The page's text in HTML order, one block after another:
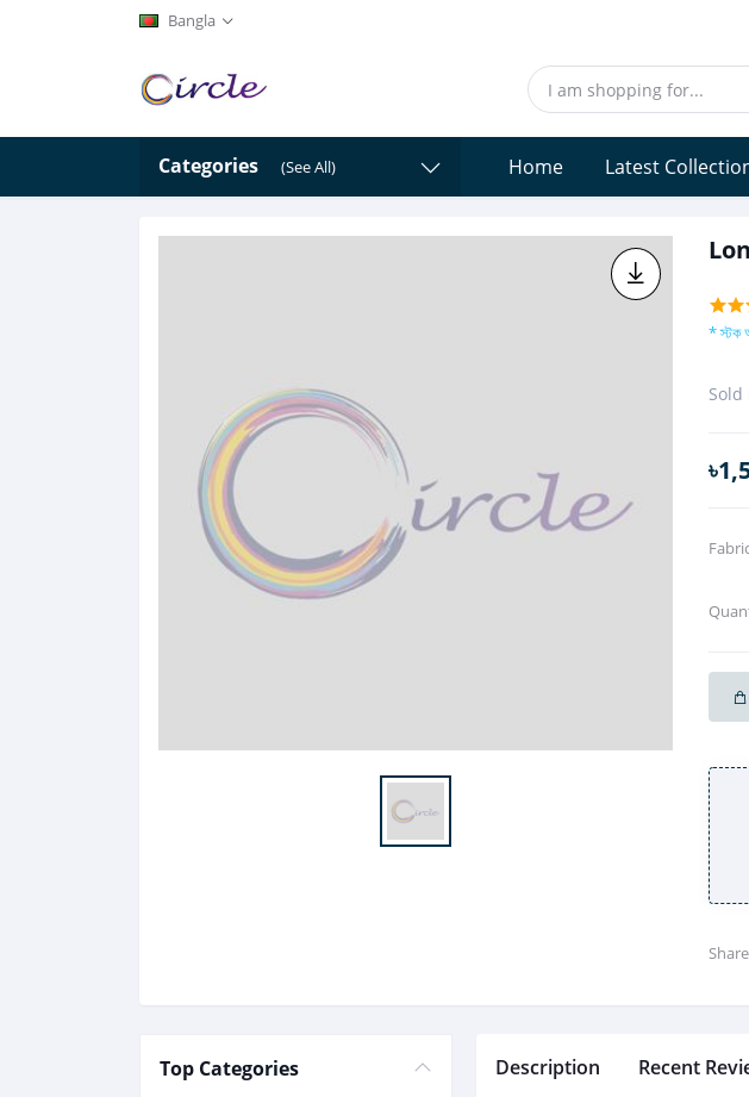
Bangla
Categories (See All) Home Latest
* স্টক
Sold
Top Categories Description Recent